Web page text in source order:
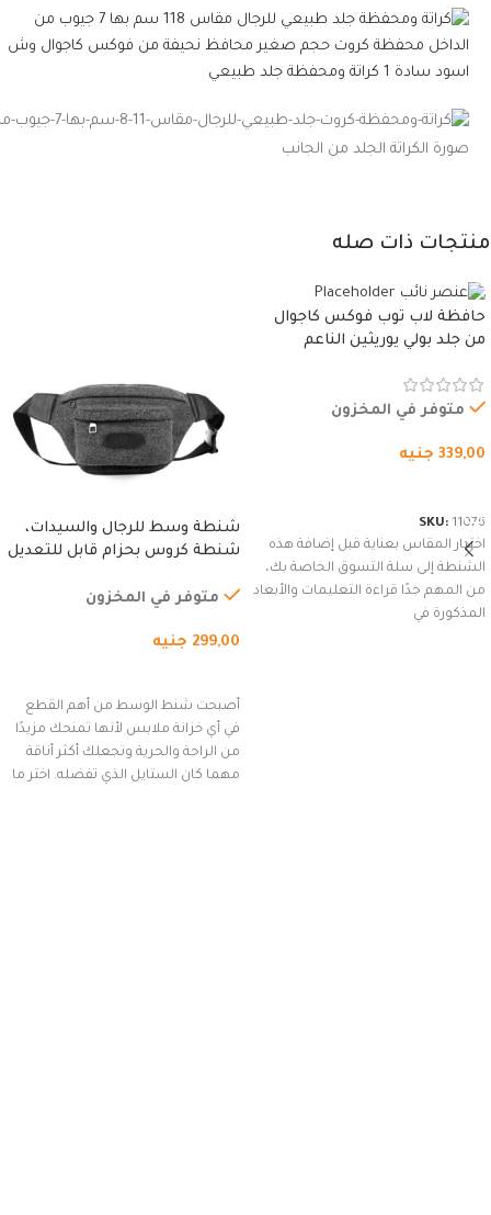
صورة الكراتة الجلد من الجانب
منتجات ذات صله
حافظة لاب توب فوكس كاجوال
من جلد بولي يوريثين الناعم
وسوستة.
متوفر في المخزون
339,00 جنيه
SKU: 11076
اختيار المقاس بعناية قبل إضافة هذه
الشنطة إلى سلة التسوق الخاصة بك،
من المهم جدًا قراءة التعليمات والأبعاد
المذكورة في
شنطة وسط للرجال والسيدات،
شنطة كروس بحزام قابل للتعديل
السفر، الجري العادي، المشي
(رمادي)
متوفر في المخزون
299,00 جنيه
أصبحت شنط الوسط من أهم القطع
في أي خزانة ملابس لأنها تمنحك مزيدًا
من الراحة والحرية وتجعلك أكثر أناقة
مهما كان الستايل الذي تفضله. اختر ما